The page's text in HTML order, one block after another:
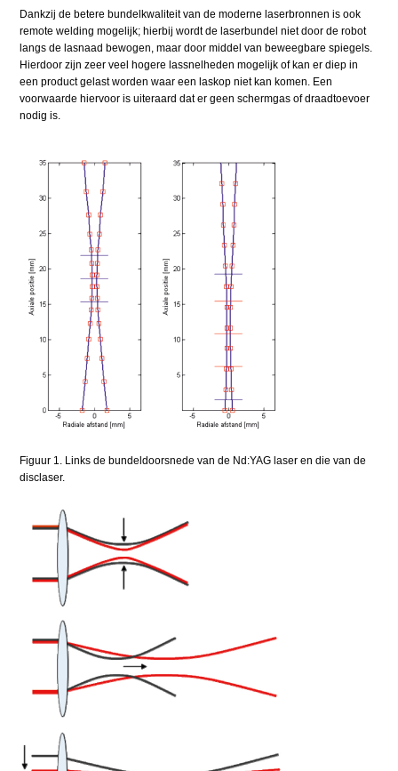
Dankzij de betere bundelkwaliteit van de moderne laserbronnen is ook
remote welding mogelijk; hierbij wordt de laserbundel niet door de robot
langs de lasnaad bewogen, maar door middel van beweegbare spiegels.
Hierdoor zijn zeer veel hogere lassnelheden mogelijk of kan er diep in
een product gelast worden waar een laskop niet kan komen. Een
voorwaarde hiervoor is uiteraard dat er geen schermgas of draadtoevoer
nodig is.
Figuur 1. Links de bundeldoorsnede van de Nd:YAG laser en die van de
disclaser.